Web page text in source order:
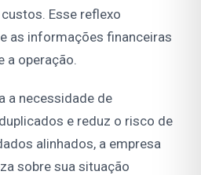
Esse reflexo
as informações financeiras
a operação.
a necessidade de
e reduz o risco de
alinhados, a empresa
sobre sua situação